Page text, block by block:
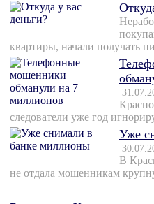
квартиры, начали получать
следователи уже год
Уже
В
не отдала мошенникам